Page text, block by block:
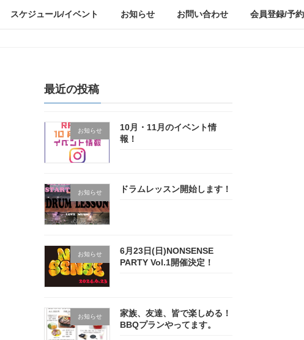
スケジュール/イベント お知らせ お問い合わせ 会員登録/予
最近の投稿
お知らせ
10月・11月のイベント情
報！
お知らせ ドラムレッスン開始します！
お知らせ
6月23日(日)NONSENSE
PARTY Vol.1開催決定！
お知らせ
家族、友達、皆で楽しめる！
BBQプランやってます。